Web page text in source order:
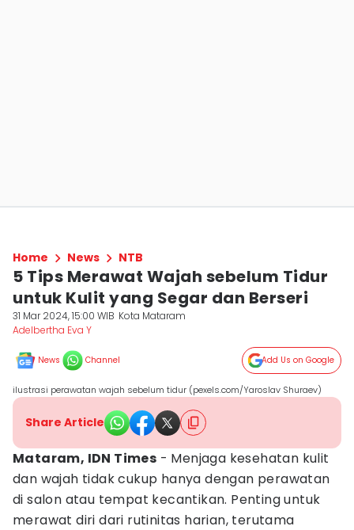
Home News NTB
5 Tips Merawat Wajah sebelum Tidur
untuk Kulit yang Segar dan Berseri
31 Mar 2024, 15:00 WIB Kota Mataram
Adelbertha Eva Y
News Channel Add Us on Google
ilustrasi perawatan wajah sebelum tidur (pexels.com/Yaroslav Shuraev)
Share Article
Mataram, IDN Times - Menjaga kesehatan kulit
dan wajah tidak cukup hanya dengan perawatan
di salon atau tempat kecantikan. Penting untuk
merawat diri dari rutinitas harian, terutama